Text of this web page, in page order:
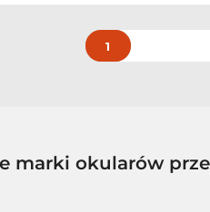
1
marki okularów